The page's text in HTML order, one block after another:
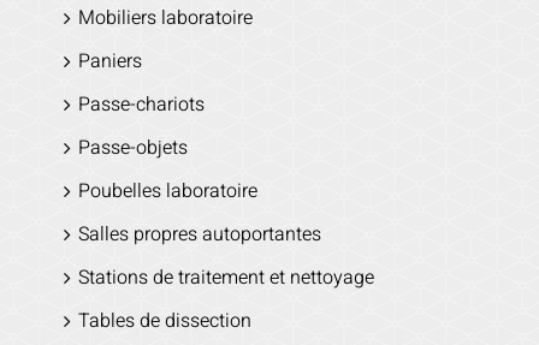
Mobiliers laboratoire
Paniers
Passe-chariots
Passe-objets
Poubelles laboratoire
Salles propres autoportantes
Stations de traitement et nettoyage
Tables de dissection